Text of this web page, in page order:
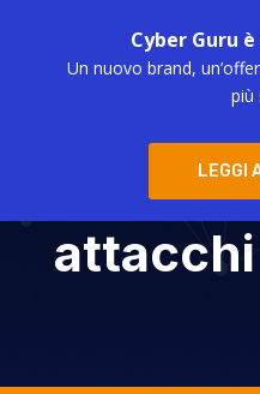
Cyber Guru
Un nuovo brand,
più
LEGGI
Bug